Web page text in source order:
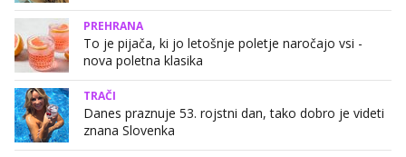
PREHRANA
To je pijača, ki jo letošnje poletje naročajo vsi -
nova poletna klasika
TRAČI
Danes praznuje 53. rojstni dan, tako dobro je videti
znana Slovenka